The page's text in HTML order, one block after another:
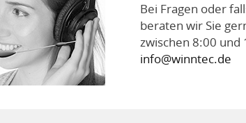
Bei Fragen oder
beraten wir Sie
zwischen 8:00 und
info@winntec.de